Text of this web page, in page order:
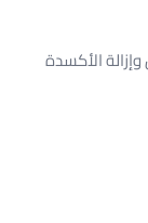
الأكسدة